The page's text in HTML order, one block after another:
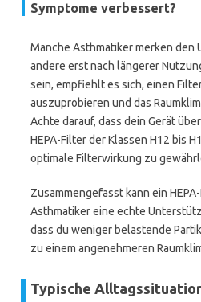
Symptome verbessert?
Manche Asthmatiker merken den
andere erst nach längerer
sein, empfiehlt es sich, einen
auszuprobieren und das
Achte darauf, dass dein Gerät
HEPA-Filter der Klassen H12 bis
optimale Filterwirkung zu
Zusammengefasst kann ein
Asthmatiker eine echte
dass du weniger belastende
zu einem angenehmeren
Typische